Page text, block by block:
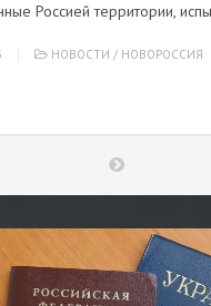
Россией территории,
НОВОСТИ / НОВОРОССИЯ